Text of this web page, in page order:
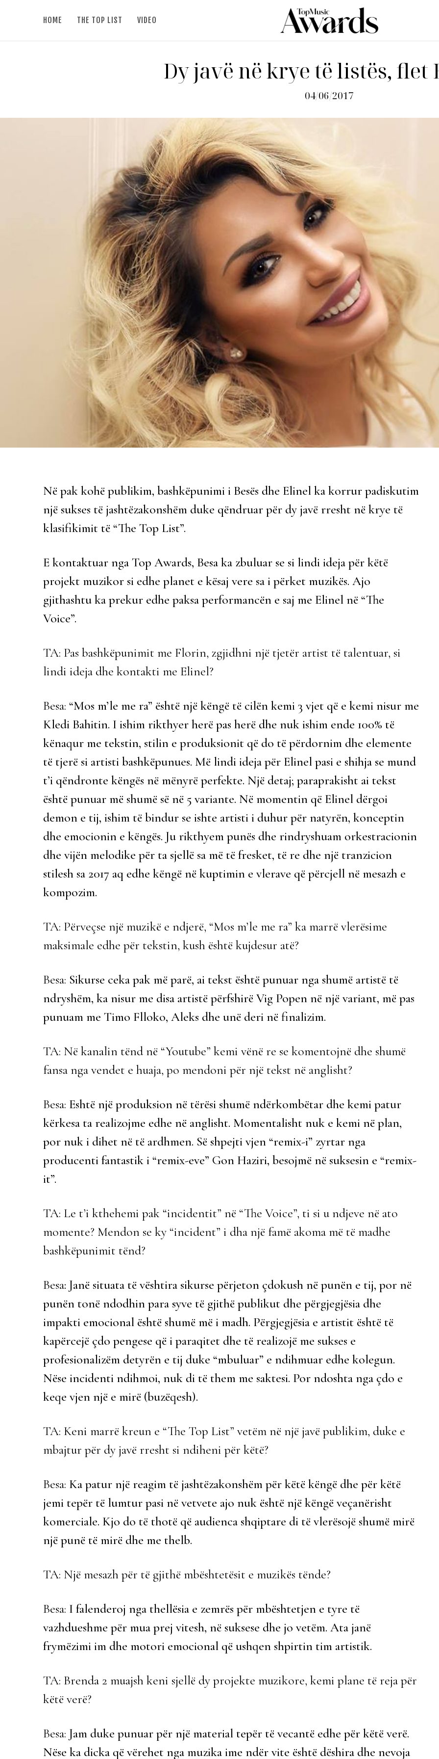
HOME THE TOP LIST VIDEO
Dy javë në krye të listës, flet
04/06/2017
Në pak kohë publikim, bashkëpunimi i Besës dhe Elinel ka korrur padiskutim
një sukses të jashtëzakonshëm duke qëndruar për dy javë rresht në krye të
klasifikimit të “The Top List”.
E kontaktuar nga Top Awards, Besa ka zbuluar se si lindi ideja për këtë
projekt muzikor si edhe planet e kësaj vere sa i përket muzikës. Ajo
gjithashtu ka prekur edhe paksa performancën e saj me Elinel në “The
Voice”.
TA: Pas bashkëpunimit me Florin, zgjidhni një tjetër artist të talentuar, si
lindi ideja dhe kontakti me Elinel?
Besa: “Mos m’le me ra” është një këngë të cilën kemi 3 vjet që e kemi nisur me
Kledi Bahitin. I ishim rikthyer herë pas herë dhe nuk ishim ende 100% të
kënaqur me tekstin, stilin e produksionit që do të përdornim dhe elemente
të tjerë si artisti bashkëpunues. Më lindi ideja për Elinel pasi e shihja se mund
t’i qëndronte këngës në mënyrë perfekte. Një detaj; paraprakisht ai tekst
është punuar më shumë së në 5 variante. Në momentin që Elinel dërgoi
demon e tij, ishim të bindur se ishte artisti i duhur për natyrën, konceptin
dhe emocionin e këngës. Ju rikthyem punës dhe rindryshuam orkestracionin
dhe vijën melodike për ta sjellë sa më të fresket, të re dhe një tranzicion
stilesh sa 2017 aq edhe këngë në kuptimin e vlerave që përcjell në mesazh e
kompozim.
TA: Përveçse një muzikë e ndjerë, “Mos m’le me ra” ka marrë vlerësime
maksimale edhe për tekstin, kush është kujdesur atë?
Besa: Sikurse ceka pak më parë, ai tekst është punuar nga shumë artistë të
ndryshëm, ka nisur me disa artistë përfshirë Vig Popen në një variant, më pas
punuam me Timo Flloko, Aleks dhe unë deri në finalizim.
TA: Në kanalin tënd në “Youtube” kemi vënë re se komentojnë dhe shumë
fansa nga vendet e huaja, po mendoni për një tekst në anglisht?
Besa: Eshtë një produksion në tërësi shumë ndërkombëtar dhe kemi patur
kërkesa ta realizojme edhe në anglisht. Momentalisht nuk e kemi në plan,
por nuk i dihet në të ardhmen. Së shpejti vjen “remix-i” zyrtar nga
producenti fantastik i “remix-eve” Gon Haziri, besojmë në suksesin e “remix-
it”.
TA: Le t’i kthehemi pak “incidentit” në “The Voice”, ti si u ndjeve në ato
momente? Mendon se ky “incident” i dha një famë akoma më të madhe
bashkëpunimit tënd?
Besa: Janë situata të vështira sikurse përjeton çdokush në punën e tij, por në
punën tonë ndodhin para syve të gjithë publikut dhe përgjegjësia dhe
impakti emocional është shumë më i madh. Përgjegjësia e artistit është të
kapërcejë çdo pengese që i paraqitet dhe të realizojë me sukses e
profesionalizëm detyrën e tij duke “mbuluar” e ndihmuar edhe kolegun.
Nëse incidenti ndihmoi, nuk di të them me saktesi. Por ndoshta nga çdo e
keqe vjen një e mirë (buzëqesh).
TA: Keni marrë kreun e “The Top List” vetëm në një javë publikim, duke e
mbajtur për dy javë rresht si ndiheni për këtë?
Besa: Ka patur një reagim të jashtëzakonshëm për këtë këngë dhe për këtë
jemi tepër të lumtur pasi në vetvete ajo nuk është një këngë veçanërisht
komerciale. Kjo do të thotë që audienca shqiptare di të vlerësojë shumë mirë
një punë të mirë dhe me thelb.
TA: Një mesazh për të gjithë mbështetësit e muzikës tënde?
Besa: I falenderoj nga thellësia e zemrës për mbështetjen e tyre të
vazhdueshme për mua prej vitesh, në suksese dhe jo vetëm. Ata janë
frymëzimi im dhe motori emocional që ushqen shpirtin tim artistik.
TA: Brenda 2 muajsh keni sjellë dy projekte muzikore, kemi plane të reja për
këtë verë?
Besa: Jam duke punuar për një material tepër të vecantë edhe për këtë verë.
Nëse ka dicka që vërehet nga muzika ime ndër vite është dëshira dhe nevoja